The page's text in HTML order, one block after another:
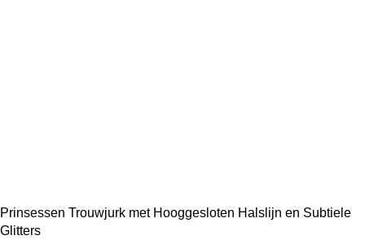
Prinsessen Trouwjurk met Hooggesloten Halslijn en Subtiele
Glitters